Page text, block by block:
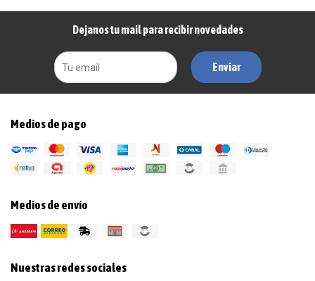
Dejanos tu mail para recibir novedades
Enviar
Medios de pago
Medios de envío
Nuestras redes sociales